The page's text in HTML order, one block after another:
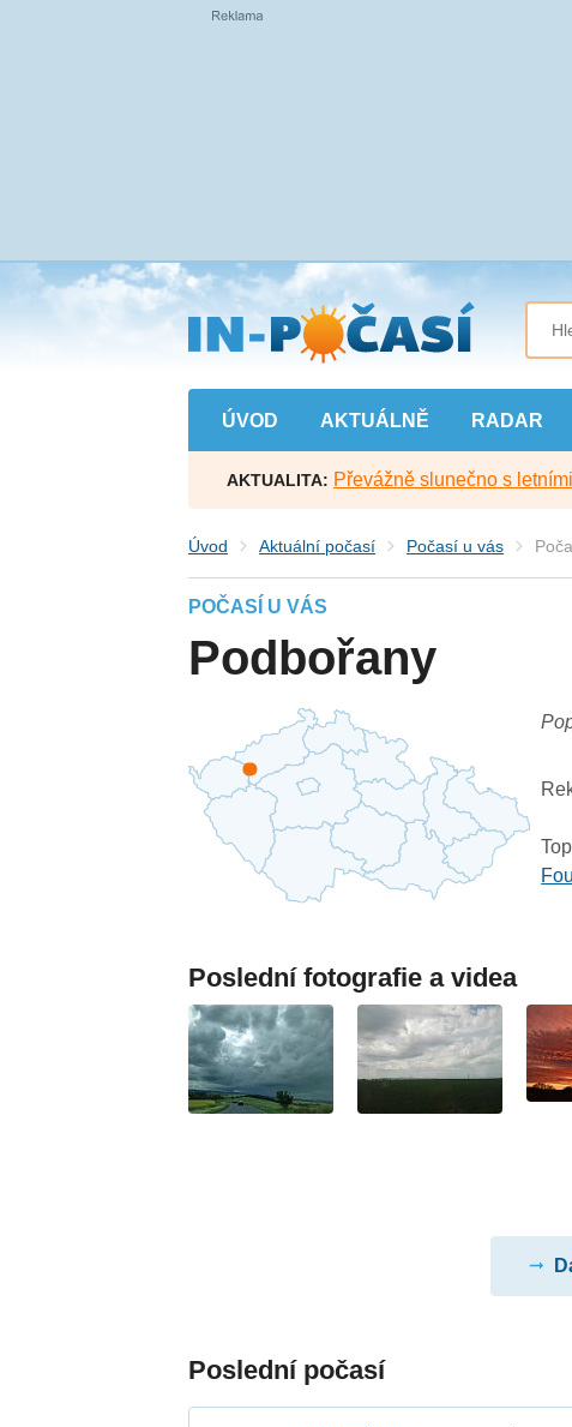
Přejít
na
hlavní
obsah
ÚVOD AKTUÁLNĚ RADAR
AKTUALITA: Převážně slunečno s
Úvod Aktuální počasí Počasí u vás
POČASÍ U VÁS
Podbořany
Poslední fotografie a videa
Poslední počasí